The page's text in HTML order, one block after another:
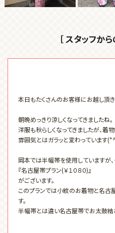
［ スタッフか
本日もたくさんのお客様にお越し頂
朝晩めっきり涼しくなってきましたね。
洋服も秋らしくなってきましたが、
雰囲気とはガラッと変わっています
岡本では半幅帯を使用していますが
『名古屋帯プラン(￥１０８０)』
がございます。
このプランでは小紋のお着物と名古
す。
半幅帯とは違い名古屋帯でお太鼓結